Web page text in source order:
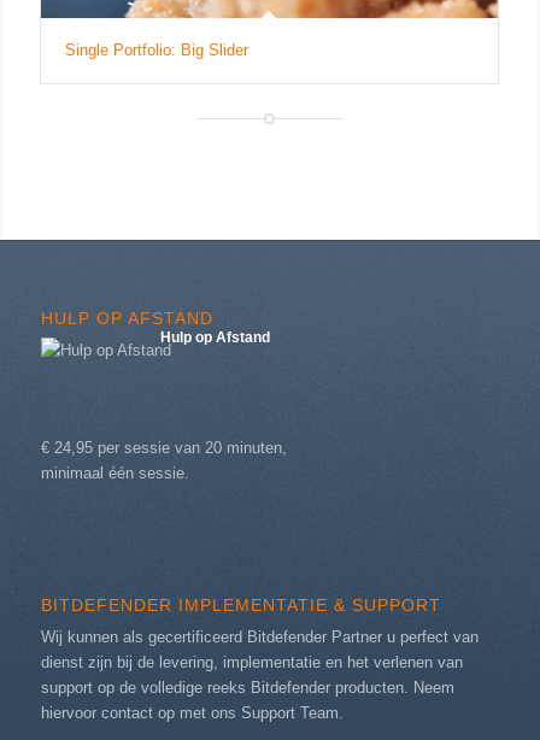
Single Portfolio: Big Slider
HULP OP AFSTAND
Hulp op Afstand
€ 24,95 per sessie van 20 minuten,
minimaal één sessie.
BITDEFENDER IMPLEMENTATIE & SUPPORT
Wij kunnen als gecertificeerd Bitdefender Partner u perfect van
dienst zijn bij de levering, implementatie en het verlenen van
support op de volledige reeks Bitdefender producten. Neem
hiervoor contact op met ons Support Team.